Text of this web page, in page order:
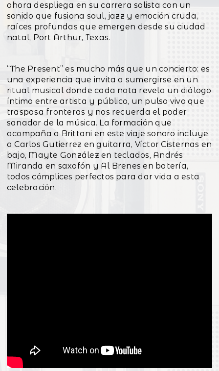
ahora despliega en su carrera solista con un
sonido que fusiona soul, jazz y emoción cruda,
raíces profundas que emergen desde su ciudad
natal, Port Arthur, Texas.
“The Present” es mucho más que un concierto: es
una experiencia que invita a sumergirse en un
ritual musical donde cada nota revela un diálogo
íntimo entre artista y público, un pulso vivo que
traspasa fronteras y nos recuerda el poder
sanador de la música. La formación que
acompaña a Brittani en este viaje sonoro incluye
a Carlos Gutierrez en guitarra, Víctor Cisternas en
bajo, Mayte González en teclados, Andrés
Miranda en saxofón y Al Brenes en batería,
todos cómplices perfectos para dar vida a esta
celebración.